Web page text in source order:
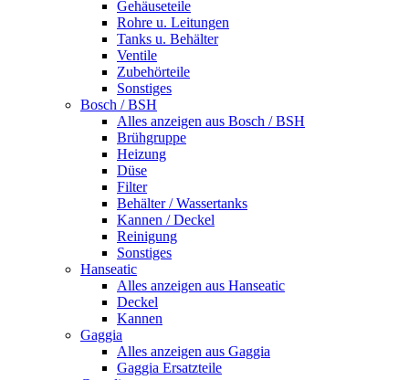
Gehäuseteile
Rohre u. Leitungen
Tanks u. Behälter
Ventile
Zubehörteile
Sonstiges
Bosch / BSH
Alles anzeigen aus Bosch / BSH
Brühgruppe
Heizung
Düse
Filter
Behälter / Wassertanks
Kannen / Deckel
Reinigung
Sonstiges
Hanseatic
Alles anzeigen aus Hanseatic
Deckel
Kannen
Gaggia
Alles anzeigen aus Gaggia
Gaggia Ersatzteile